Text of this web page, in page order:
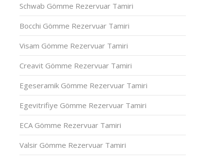
Schwab Gömme Rezervuar Tamiri
Bocchi Gömme Rezervuar Tamiri
Visam Gömme Rezervuar Tamiri
Creavit Gömme Rezervuar Tamiri
Egeseramik Gömme Rezervuar Tamiri
Egevitrifiye Gömme Rezervuar Tamiri
ECA Gömme Rezervuar Tamiri
Valsir Gömme Rezervuar Tamiri